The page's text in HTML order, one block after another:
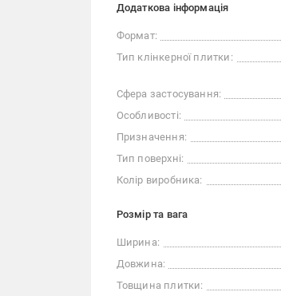
Додаткова інформація
Формат:
Тип клінкерної плитки:
Сфера застосування:
Особливості:
Призначення:
Тип поверхні:
Колір виробника:
Розмір та вага
Ширина:
Довжина:
Товщина плитки: